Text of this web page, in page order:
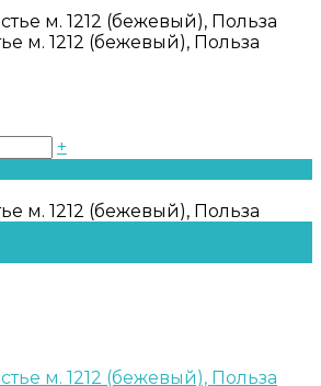
м. 1212 (бежевый), Польза
+
м. 1212 (бежевый), Польза